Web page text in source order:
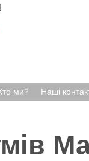
ми? Наші